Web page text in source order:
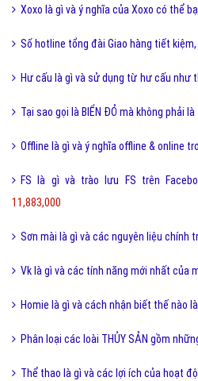
Xoxo là gì và ý nghĩa của Xoxo có thể
Số hotline tổng đài Giao hàng tiết
Hư cấu là gì và sử dụng từ hư cấu như
Tại sao gọi là BIỂN ĐỎ mà không phải
Offline là gì và ý nghĩa offline & online
FS là gì và trào lưu FS trên
11,883,000
Sơn mài là gì và các nguyên liệu chính
Vk là gì và các tính năng mới nhất của
Homie là gì và cách nhận biết thế nào
Phân loại các loài THỦY SẢN gồm
Thể thao là gì và các lợi ích của hoạt